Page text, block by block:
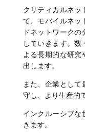
クリティカルネッ
て、モバイルネッ
ドネットワーク
していきます。数
よる長期的な研究
出します。
また、企業とし
守し、より生産的
インクルーシブな
きます。